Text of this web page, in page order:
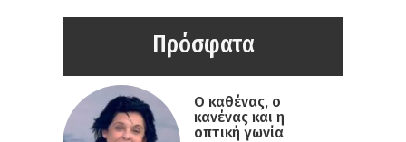
Πρόσφατα
Ο καθένας, ο
κανένας και η
οπτική γωνία